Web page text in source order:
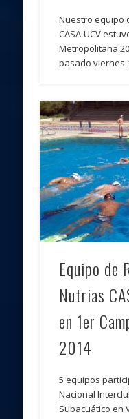
Nuestro equipo
CASA-UCV
Metropolitana
pasado viernes
Equipo de
Nutrias
en 1er
2014
5 equipos
Nacional
Subacuático en